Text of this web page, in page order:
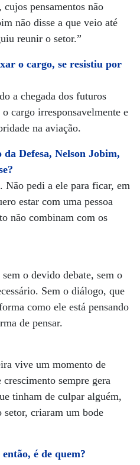
cujos pensamentos não
não disse a que veio até
reunir o setor.”
o cargo, se resistiu por
a chegada dos futuros
cargo irresponsavelmente e
na aviação.
Defesa, Nelson Jobim,
pedi a ele para ficar, em
estar com uma pessoa
não combinam com os
o devido debate, sem o
Sem o diálogo, que
como ele está pensando
de pensar.
vive um momento de
crescimento sempre gera
tinham de culpar alguém,
setor, criaram um bode
é de quem?